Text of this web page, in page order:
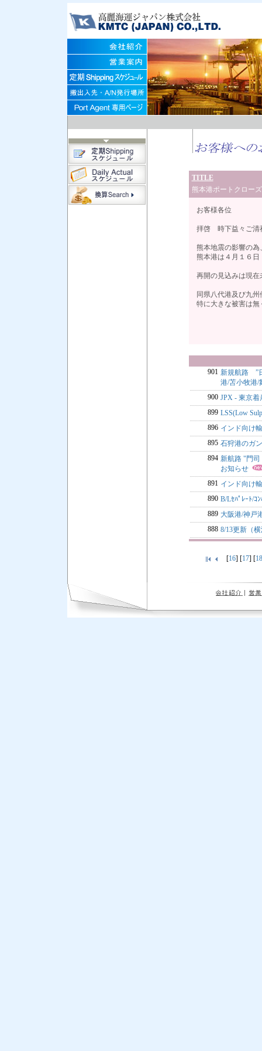
TITLE
熊本港ポートクロー
お客様各位
拝啓 時下益々ご清
熊本地震の影響の為
熊本港は４月１６
再開の見込みは現
同県八代港及び九
特に大きな被害は
901 新規航路 ”
港/苫小牧港/
900 JPX - 東京
899 LSS(Low
896 インド向け
895 石狩港のガ
894 新航路 "門司
お知らせ
891 インド向け
890 B/Lｾﾊﾟﾚｰﾄ/ｺ
889 大阪港/神戸
888 8/13更新（
[16] [17] [18